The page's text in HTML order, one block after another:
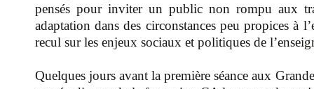
pensés pour inviter un public non rompu aux
adaptation dans des circonstances peu propices à
recul sur les enjeux sociaux et politiques de
Quelques jours avant la première séance aux